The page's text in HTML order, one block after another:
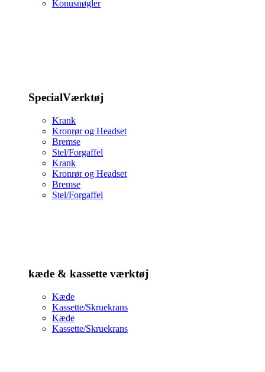
Konusnøgler
SpecialVærktøj
Krank
Kronrør og Headset
Bremse
Stel/Forgaffel
Krank
Kronrør og Headset
Bremse
Stel/Forgaffel
kæde & kassette værktøj
Kæde
Kassette/Skruekrans
Kæde
Kassette/Skruekrans